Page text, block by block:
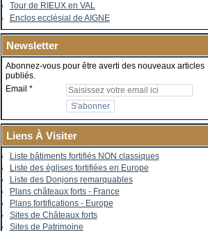
Tour de RIEUX en VAL
Enclos ecclésial de AIGNE
Newsletter
Abonnez-vous pour être averti des nouveaux articles
publiés.
Email
Liens À Visiter
Liste bâtiments fortifiés NON classiques
Liste des églises fortifiées en Europe
Liste des Donjons remarquables
Plans châteaux forts - France
Plans fortifications - Europe
Sites de Châteaux forts
Sites de Patrimoine